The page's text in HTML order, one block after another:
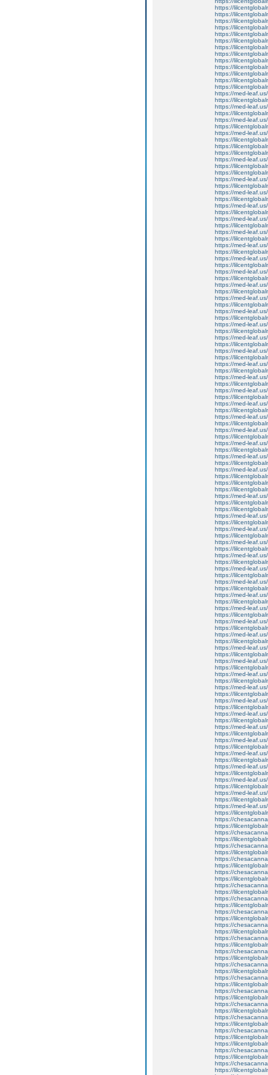
https://
https://
https://
https://
https://
https://
https://
https://
https://
https://
https://
https://
https://
https://med-leaf.us/
https://
https://med-leaf.us/
https://
https://med-leaf.us/
https://
https://med-leaf.us/
https://
https://
https://
https://med-leaf.us/
https://
https://
https://med-leaf.us/
https://
https://med-leaf.us/
https://
https://med-leaf.us/
https://
https://med-leaf.us/
https://
https://med-leaf.us/
https://
https://med-leaf.us/
https://
https://med-leaf.us/
https://
https://med-leaf.us/
https://
https://med-leaf.us/
https://
https://med-leaf.us/
https://
https://med-leaf.us/
https://
https://med-leaf.us/
https://
https://med-leaf.us/
https://
https://med-leaf.us/
https://
https://med-leaf.us/
https://
https://med-leaf.us/
https://
https://med-leaf.us/
https://
https://med-leaf.us/
https://
https://med-leaf.us/
https://
https://med-leaf.us/
https://
https://med-leaf.us/
https://
https://med-leaf.us/
https://
https://med-leaf.us/
https://
https://
https://
https://med-leaf.us/
https://
https://
https://med-leaf.us/
https://
https://med-leaf.us/
https://
https://med-leaf.us/
https://
https://med-leaf.us/
https://
https://med-leaf.us/
https://
https://med-leaf.us/
https://
https://med-leaf.us/
https://
https://med-leaf.us/
https://
https://med-leaf.us/
https://
https://med-leaf.us/
https://
https://med-leaf.us/
https://
https://med-leaf.us/
https://
https://med-leaf.us/
https://
https://med-leaf.us/
https://
https://med-leaf.us/
https://
https://med-leaf.us/
https://
https://med-leaf.us/
https://
https://med-leaf.us/
https://
https://med-leaf.us/
https://
https://med-leaf.us/
https://
https://med-leaf.us/
https://
https://med-leaf.us/
https://
https://med-leaf.us/
https://
https://
https://
https://
https://
https://
https://
https://
https://
https://
https://
https://
https://
https://
https://
https://
https://
https://
https://
https://
https://
https://
https://
https://
https://
https://
https://
https://
https://
https://
https://
https://
https://
https://
https://
https://
https://
https://
https://
https://